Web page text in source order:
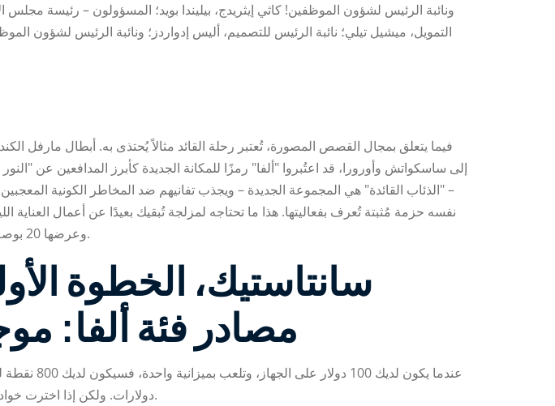
ونائبة الرئيس لشؤون الموظفين! كاثي إيثريدج، بيليندا بويد؛ المسؤولون – رئيسة مجلس
التمويل، ميشيل تيلي؛ نائبة الرئيس للتصميم، أليس إدواردز؛ ونائبة الرئيس لشؤون
فيما يتعلق بمجال القصص المصورة، تُعتبر رحلة القائد مثالاً يُحتذى به. أبطال مارفل
– "الذئاب القائدة" هي المجموعة الجديدة – ويجذب تفانيهم ضد المخاطر الكونية
وعرضها 20 بوصة مع نتوءاتها التي يبلغ ارتفاعها 1.37 بوصة ويمكن أيضًا خفضها إلى 13 بوصة داخل السفر.
سانتاستيك، الخطوة
مصادر فئة ألفا:
دولارات. ولكن إذا اخترت خوادم أعلى، فقد تصل رسوم الدفع إلى 98%، وهي أفضل بنسبة 9% من رسوم خوادم البنس.